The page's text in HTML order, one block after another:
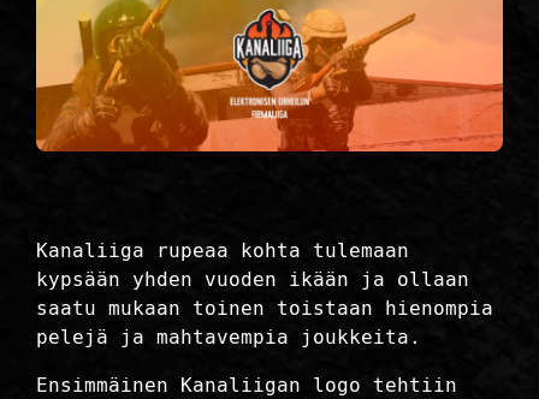
Kanaliiga rupeaa kohta tulemaan
kypsään yhden vuoden ikään ja ollaan
saatu mukaan toinen toistaan hienompia
pelejä ja mahtavempia joukkeita.
Ensimmäinen Kanaliigan logo tehtiin